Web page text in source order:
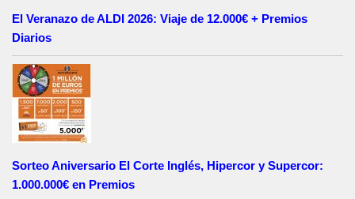
El Veranazo de ALDI 2026: Viaje de 12.000€ + Premios
Diarios
Sorteo Aniversario El Corte Inglés, Hipercor y Supercor:
1.000.000€ en Premios